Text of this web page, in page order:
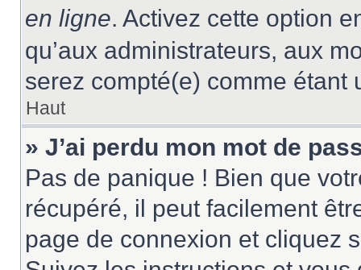
en ligne. Activez cette option
qu’aux administrateurs, aux
serez compté(e) comme étant
Haut
» J’ai perdu mon mot de
Pas de panique ! Bien que
récupéré, il peut facilement
page de connexion et cliquez